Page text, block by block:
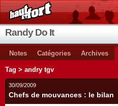
Randy Do It
Notes Catégories Archives
Tag > andry tgv
30/09/2009
Chefs de mouvances : le bilan